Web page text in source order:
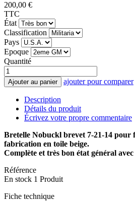
200,00 €
TTC
État
Classification
Pays
Epoque
Quantité
Ajouter au panier ajouter pour comparer
Description
Détails du produit
Écrivez votre propre commentaire
Bretelle Nobuckl brevet 7-21-14
fabrication en toile beige.
Complète et très bon état général
Référence
En stock 1 Produit
Fiche technique